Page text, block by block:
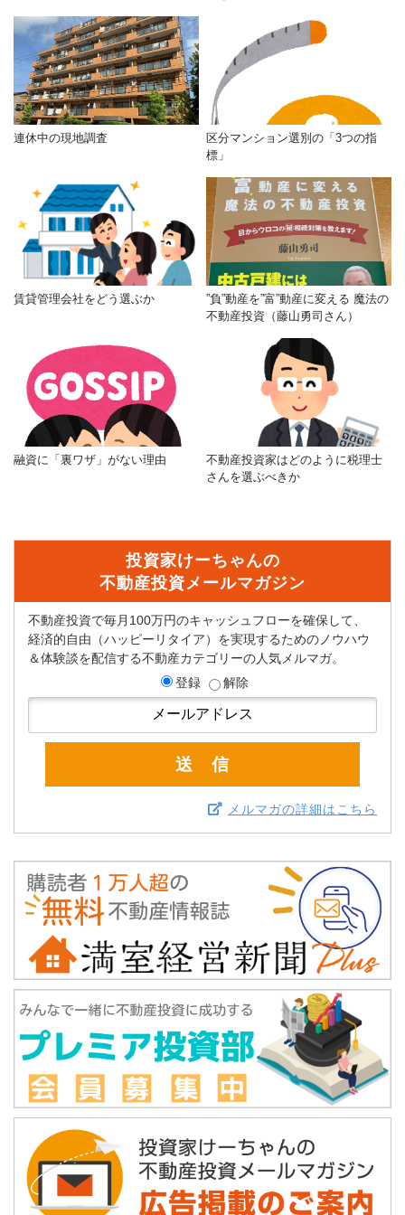
連休中の現地調査
区分マンション選別の「3つの指
標」
賃貸管理会社をどう選ぶか
”負”動産を”富”動産に変える 魔法の
不動産投資（藤山勇司さん）
融資に「裏ワザ」がない理由
不動産投資家はどのように税理士
さんを選ぶべきか
投資家けーちゃんの
不動産投資メールマガジン
不動産投資で毎月100万円のキャッシュフローを確保して、
経済的自由（ハッピーリタイア）を実現するためのノウハウ
＆体験談を配信する不動産カテゴリーの人気メルマガ。
登録
解除
メルマガの詳細はこちら